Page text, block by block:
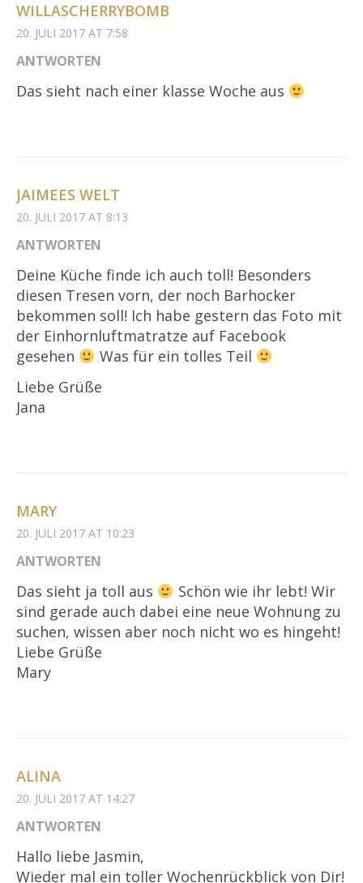
WILLASCHERRYBOMB
20. JULI 2017 AT 7:58
ANTWORTEN
Das sieht nach einer klasse Woche aus
JAIMEES WELT
20. JULI 2017 AT 8:13
ANTWORTEN
Deine Küche finde ich auch toll! Besonders
diesen Tresen vorn, der noch Barhocker
bekommen soll! Ich habe gestern das Foto mit
der Einhornluftmatratze auf Facebook
gesehen
Was für ein tolles Teil
Liebe Grüße
Jana
MARY
20. JULI 2017 AT 10:23
ANTWORTEN
Das sieht ja toll aus
Schön wie ihr lebt! Wir
sind gerade auch dabei eine neue Wohnung zu
suchen, wissen aber noch nicht wo es hingeht!
Liebe Grüße
Mary
ALINA
20. JULI 2017 AT 14:27
ANTWORTEN
Hallo liebe Jasmin,
Wieder mal ein toller Wochenrückblick von Dir!